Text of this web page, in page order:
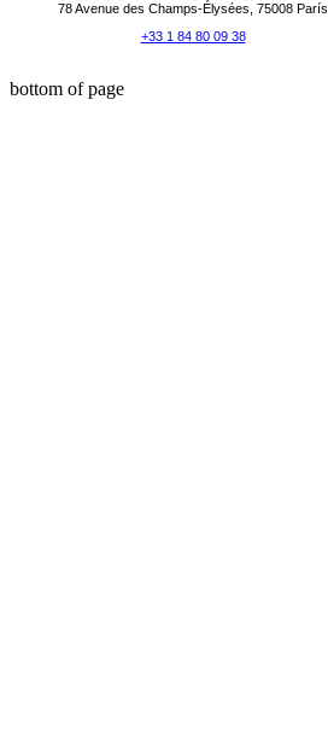
78 Avenue des Champs-Élysées, 75008 París
+33 1 84 80 09 38
bottom of page